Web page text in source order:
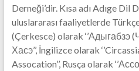
Derneği’dir. Kısa adı Adıge Dil
uluslararası faaliyetlerde Türkçe
(Çerkesce) olarak ‘’Адыгабзэ
Хасэ’’, İngilizce olarak
Assocation’’, Rusça olarak